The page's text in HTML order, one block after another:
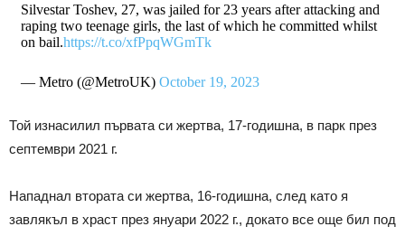
Silvestar Toshev, 27, was jailed for 23 years after attacking and
raping two teenage girls, the last of which he committed whilst
on bail.https://t.co/xfPpqWGmTk
— Metro (@MetroUK) October 19, 2023
Той изнасилил първата си жертва, 17-годишна, в парк през
септември 2021 г.
Нападнал втората си жертва, 16-годишна, след като я
завлякъл в храст през януари 2022 г., докато все още бил под